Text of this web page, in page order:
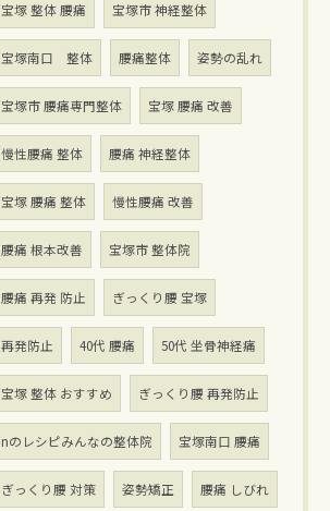
宝塚 整体 腰痛 宝塚市 神経整体
宝塚南口 整体 腰痛整体 姿勢の乱れ
宝塚市 腰痛専門整体 宝塚 腰痛 改善
慢性腰痛 整体 腰痛 神経整体
宝塚 腰痛 整体 慢性腰痛 改善
腰痛 根本改善 宝塚市 整体院
腰痛 再発 防止 ぎっくり腰 宝塚
再発防止 40代 腰痛 50代 坐骨神経痛
宝塚 整体 おすすめ ぎっくり腰 再発防止
nのレシピみんなの整体院 宝塚南口 腰痛
ぎっくり腰 対策 姿勢矯正 腰痛 しびれ